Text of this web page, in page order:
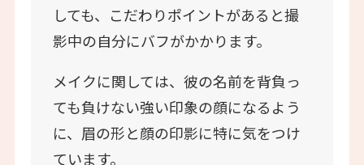
しても、こだわりポイントがあると撮
影中の自分にバフがかかります。
メイクに関しては、彼の名前を背負っ
ても負けない強い印象の顔になるよう
に、眉の形と顔の印影に特に気をつけ
ています。